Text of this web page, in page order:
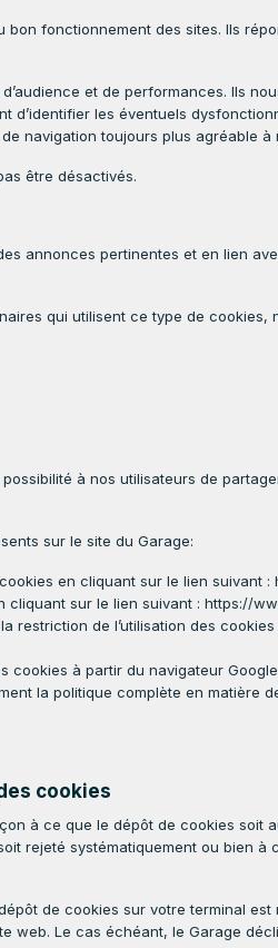
fonctionnement des sites. Ils
et de performances. Ils
les éventuels
navigation toujours plus agréable à
être désactivés.
annonces pertinentes et en lien
qui utilisent ce type de cookies,
à nos utilisateurs de
sur le site du Garage:
en cliquant sur le lien suivant
sur le lien suivant : https://
de l’utilisation des
cookies à partir du navigateur
la politique complète en matière
cookies
à ce que le dépôt de cookies soit
rejeté systématiquement ou bien
de cookies sur votre terminal
Le cas échéant, le Garage